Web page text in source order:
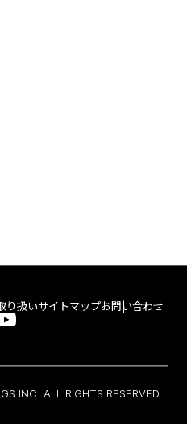
り扱いサイトマップお問い合わせ
INC. ALL RIGHTS RESERVED.